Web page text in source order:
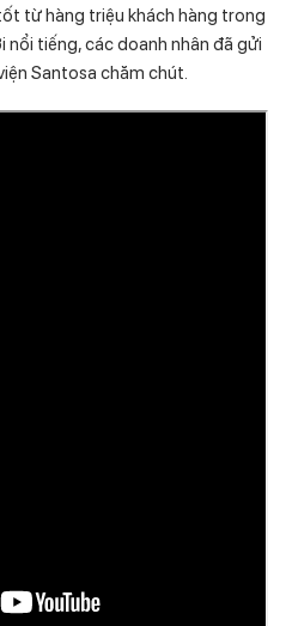
từ hàng triệu khách hàng trong
tiếng, các doanh nhân đã gửi
Santosa chăm chút.